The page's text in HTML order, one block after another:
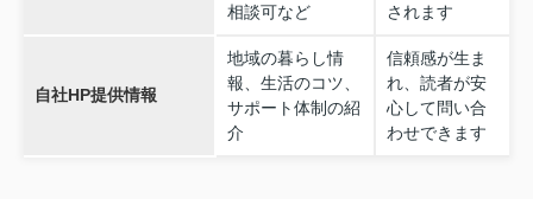
相談可など されます
自社HP提供情報
地域の暮らし情
報、生活のコツ、
サポート体制の紹
介
信頼感が生ま
れ、読者が安
心して問い合
わせできます